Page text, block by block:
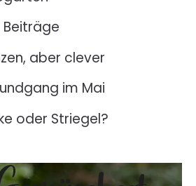
aber clever
im Mai
oder Striegel?